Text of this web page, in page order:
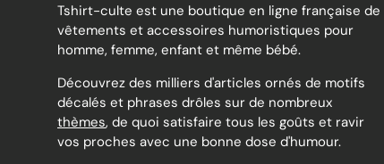
Tshirt-culte est une boutique en ligne française de
vêtements et accessoires humoristiques pour
homme, femme, enfant et même bébé.
Découvrez des milliers d'articles ornés de motifs
décalés et phrases drôles sur de nombreux
thèmes, de quoi satisfaire tous les goûts et ravir
vos proches avec une bonne dose d'humour.